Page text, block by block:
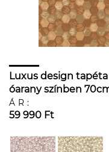
Luxus design
óarany színben
ÁR:
59 990 Ft